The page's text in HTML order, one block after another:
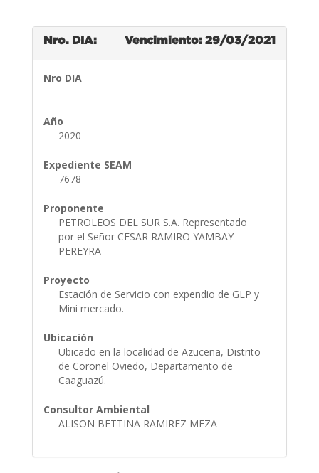
Nro. DIA: Vencimiento: 29/03/2021
Nro DIA
Año
2020
Expediente SEAM
7678
Proponente
PETROLEOS DEL SUR S.A. Representado
por el Señor CESAR RAMIRO YAMBAY
PEREYRA
Proyecto
Estación de Servicio con expendio de GLP y
Mini mercado.
Ubicación
Ubicado en la localidad de Azucena, Distrito
de Coronel Oviedo, Departamento de
Caaguazú.
Consultor Ambiental
ALISON BETTINA RAMIREZ MEZA